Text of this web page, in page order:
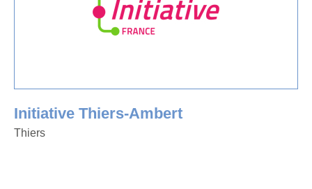
Initiative Thiers-Ambert
Thiers